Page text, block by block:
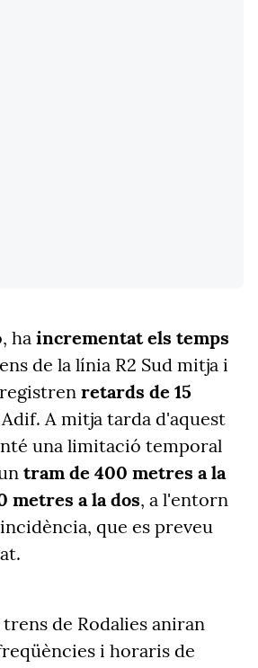
ha incrementat els temps
de la línia R2 Sud mitja i
retards de 15
Adif. A mitja tarda d'aquest
una limitació temporal
tram de 400 metres a la
metres a la dos, a l'entorn
que es preveu
trens de Rodalies aniran
i horaris de